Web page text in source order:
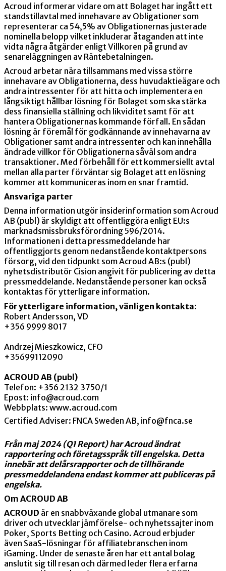
Acroud informerar vidare om att Bolaget har ingått ett
standstillavtal med innehavare av Obligationer som
representerar ca 54,5% av Obligationernas justerade
nominella belopp vilket inkluderar åtaganden att inte
vidta några åtgärder enligt Villkoren på grund av
senareläggningen av Räntebetalningen.
Acroud arbetar nära tillsammans med vissa större
innehavare av Obligationerna, dess huvudaktieägare och
andra intressenter för att hitta och implementera en
långsiktigt hållbar lösning för Bolaget som ska stärka
dess finansiella ställning och likviditet samt för att
hantera Obligationernas kommande förfall. En sådan
lösning är föremål för godkännande av innehavarna av
Obligationer samt andra intressenter och kan innehålla
ändrade villkor för Obligationerna såväl som andra
transaktioner. Med förbehåll för ett kommersiellt avtal
mellan alla parter förväntar sig Bolaget att en lösning
kommer att kommuniceras inom en snar framtid.
Ansvariga parter
Denna information utgör insiderinformation som Acroud
AB (publ) är skyldigt att offentliggöra enligt EU:s
marknadsmissbruksförordning 596/2014.
Informationen i detta pressmeddelande har
offentliggjorts genom nedanstående kontaktpersons
försorg, vid den tidpunkt som Acroud AB:s (publ)
nyhetsdistributör Cision angivit för publicering av detta
pressmeddelande. Nedanstående personer kan också
kontaktas för ytterligare information.
För ytterligare information, vänligen kontakta:
Robert Andersson, VD
+356 9999 8017
Andrzej Mieszkowicz, CFO
+35699112090
ACROUD AB (publ)
Telefon: +356 2132 3750/1
Epost: info@acroud.com
Webbplats: www.acroud.com
Certified Adviser: FNCA Sweden AB, info@fnca.se
Från maj 2024 (Q1 Report) har Acroud ändrat
rapportering och företagsspråk till engelska. Detta
innebär att delårsrapporter och de tillhörande
pressmeddelandena endast kommer att publiceras på
engelska.
Om ACROUD AB
ACROUD är en snabbväxande global utmanare som
driver och utvecklar jämförelse- och nyhetssajter inom
Poker, Sports Betting och Casino. Acroud erbjuder
även SaaS-lösningar för affiliatebranschen inom
iGaming. Under de senaste åren har ett antal bolag
anslutit sig till resan och därmed leder flera erfarna